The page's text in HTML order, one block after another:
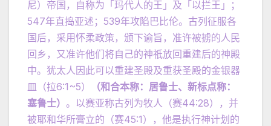
尼）帝国，自称为「玛代人的王」及「以拦王」；
547年直捣亚述；539年攻陷巴比伦。古列征服各
国后，采用怀柔政策，颁下谕旨，准许被掳的人民
回乡，又准许他们将自己的神祇放回重建后的神殿
中。犹太人因此可以重建圣殿及重获圣殿的金银器
皿（拉6:1~5）
（和合本称：居鲁士、新标点称：
塞鲁士） 。以赛亚称古列为牧人（赛44:28），并
被耶和华所膏立的（赛45:1），他是执行神计划的